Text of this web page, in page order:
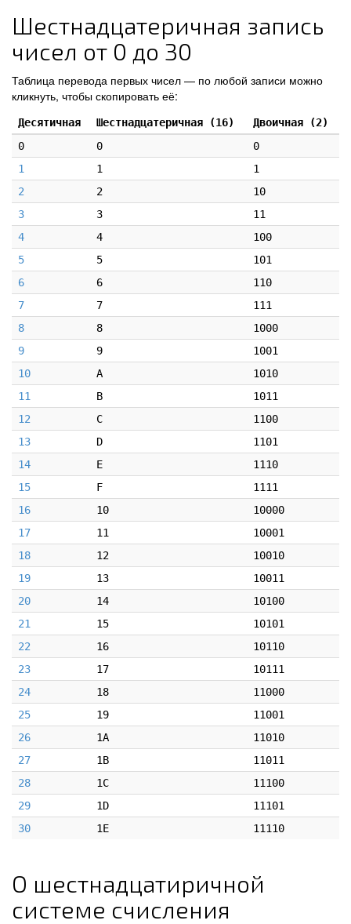
Шестнадцатеричная запись
чисел от 0 до 30
Таблица перевода первых чисел — по любой записи можно
кликнуть, чтобы скопировать её:
Десятичная Шестнадцатеричная (16)
Двоичная (2)
0
0
0
1
1
1
2
2
10
3
3
11
4
4
100
5
5
101
6
6
110
7
7
111
8
8
1000
9
9
1001
10
A
1010
11
B
1011
12
C
1100
13
D
1101
14
E
1110
15
F
1111
16
10
10000
17
11
10001
18
12
10010
19
13
10011
20
14
10100
21
15
10101
22
16
10110
23
17
10111
24
18
11000
25
19
11001
26
1A
11010
27
1B
11011
28
1C
11100
29
1D
11101
30
1E 11110
О шестнадцатиричной
системе счисления